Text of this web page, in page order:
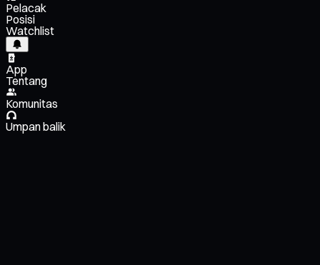
Pelacak
Posisi
Watchlist
App
Tentang
Komunitas
Umpan balik